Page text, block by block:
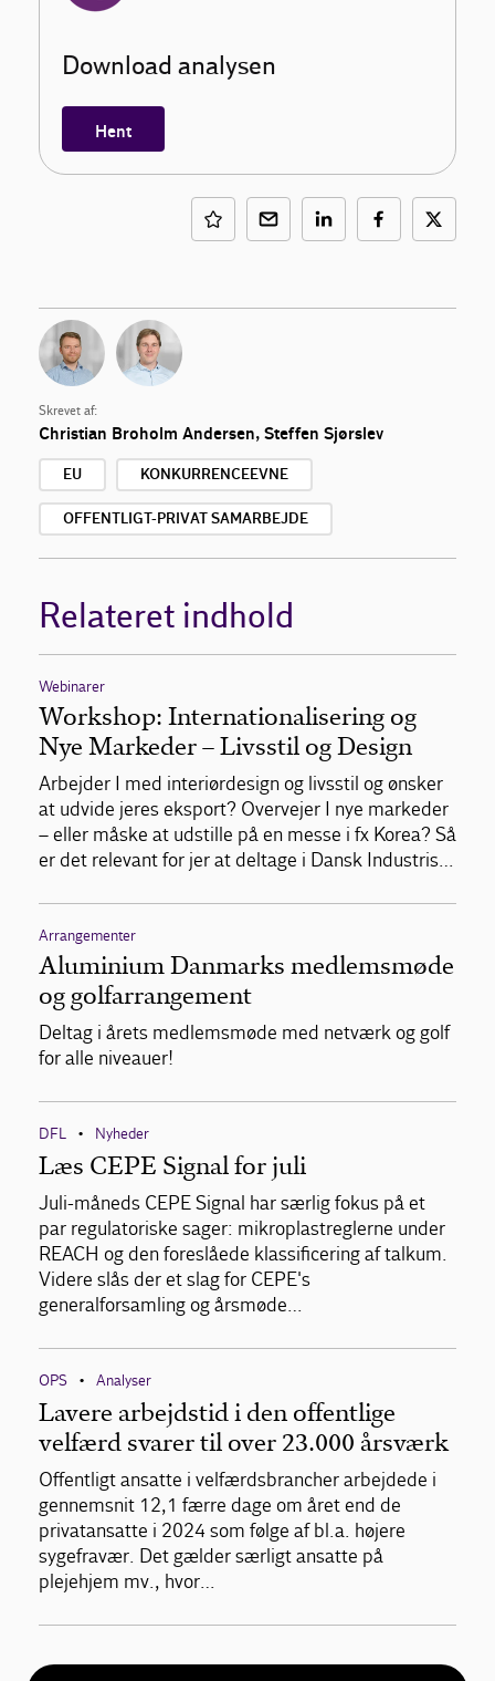
Download analysen
Hent
Skrevet af:
Christian Broholm Andersen, Steffen Sjørslev
EU KONKURRENCEEVNE
OFFENTLIGT-PRIVAT SAMARBEJDE
Relateret indhold
Webinarer
Workshop: Internationalisering og
Nye Markeder – Livsstil og Design
Arbejder I med interiørdesign og livsstil og ønsker
at udvide jeres eksport? Overvejer I nye markeder
– eller måske at udstille på en messe i fx Korea? Så
er det relevant for jer at deltage i Dansk Industris…
Arrangementer
Aluminium Danmarks medlemsmøde
og golfarrangement
Deltag i årets medlemsmøde med netværk og golf
for alle niveauer!
DFL • Nyheder
Læs CEPE Signal for juli
Juli-måneds CEPE Signal har særlig fokus på et
par regulatoriske sager: mikroplastreglerne under
REACH og den foreslåede klassificering af talkum.
Videre slås der et slag for CEPE's
generalforsamling og årsmøde…
OPS • Analyser
Lavere arbejdstid i den offentlige
velfærd svarer til over 23.000 årsværk
Offentligt ansatte i velfærdsbrancher arbejdede i
gennemsnit 12,1 færre dage om året end de
privatansatte i 2024 som følge af bl.a. højere
sygefravær. Det gælder særligt ansatte på
plejehjem mv., hvor…